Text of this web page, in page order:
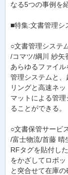
なる5つの事例を
■特集:文書管理シ
○文書管理システ
/コマツ/綱川 紗矢
あらゆるファイ
管理システムと
リングと高速ネ
マットによる管
ることができる。
○文書保管サービ
/富士物流/首藤 晴
RFタグを貼付し
をかざしてロボ
と突合せて在庫